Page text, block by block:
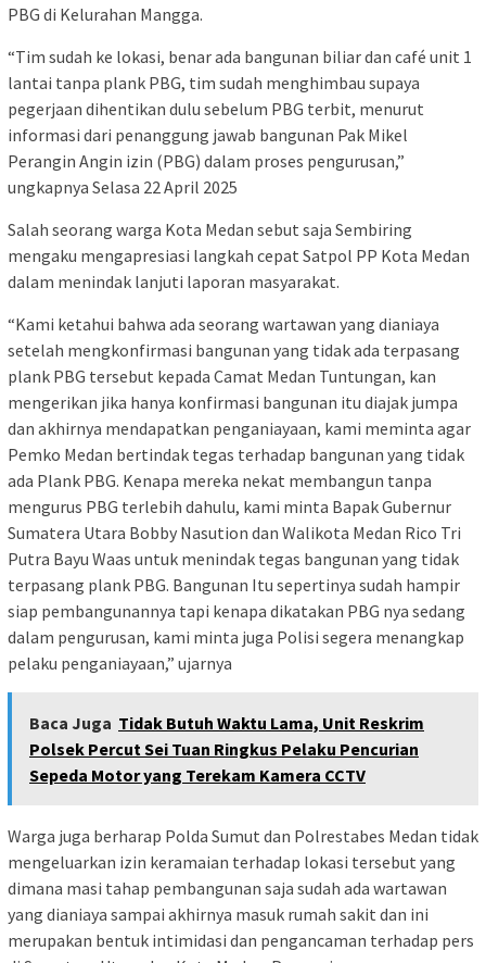
PBG di Kelurahan Mangga.
“Tim sudah ke lokasi, benar ada bangunan biliar dan café unit 1
lantai tanpa plank PBG, tim sudah menghimbau supaya
pegerjaan dihentikan dulu sebelum PBG terbit, menurut
informasi dari penanggung jawab bangunan Pak Mikel
Perangin Angin izin (PBG) dalam proses pengurusan,”
ungkapnya Selasa 22 April 2025
Salah seorang warga Kota Medan sebut saja Sembiring
mengaku mengapresiasi langkah cepat Satpol PP Kota Medan
dalam menindak lanjuti laporan masyarakat.
“Kami ketahui bahwa ada seorang wartawan yang dianiaya
setelah mengkonfirmasi bangunan yang tidak ada terpasang
plank PBG tersebut kepada Camat Medan Tuntungan, kan
mengerikan jika hanya konfirmasi bangunan itu diajak jumpa
dan akhirnya mendapatkan penganiayaan, kami meminta agar
Pemko Medan bertindak tegas terhadap bangunan yang tidak
ada Plank PBG. Kenapa mereka nekat membangun tanpa
mengurus PBG terlebih dahulu, kami minta Bapak Gubernur
Sumatera Utara Bobby Nasution dan Walikota Medan Rico Tri
Putra Bayu Waas untuk menindak tegas bangunan yang tidak
terpasang plank PBG. Bangunan Itu sepertinya sudah hampir
siap pembangunannya tapi kenapa dikatakan PBG nya sedang
dalam pengurusan, kami minta juga Polisi segera menangkap
pelaku penganiayaan,” ujarnya
Baca Juga Tidak Butuh Waktu Lama, Unit Reskrim
Polsek Percut Sei Tuan Ringkus Pelaku Pencurian
Sepeda Motor yang Terekam Kamera CCTV
Warga juga berharap Polda Sumut dan Polrestabes Medan tidak
mengeluarkan izin keramaian terhadap lokasi tersebut yang
dimana masi tahap pembangunan saja sudah ada wartawan
yang dianiaya sampai akhirnya masuk rumah sakit dan ini
merupakan bentuk intimidasi dan pengancaman terhadap pers